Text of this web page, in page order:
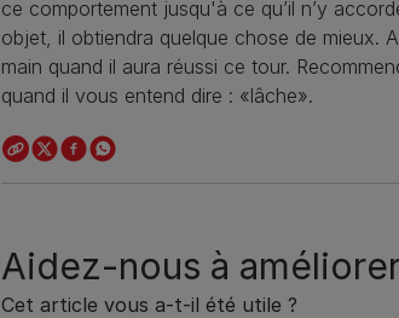
ce comportement jusqu'à ce qu’il n’y
objet, il obtiendra quelque chose de mieux.
main quand il aura réussi ce tour.
quand il vous entend dire : «lâche».
Aidez-nous à
Cet article vous a-t-il été utile ?